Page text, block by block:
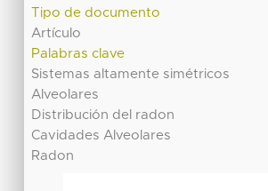
Tipo de documento
Artículo
Palabras clave
Sistemas altamente simétricos
Alveolares
Distribución del radon
Cavidades Alveolares
Radon